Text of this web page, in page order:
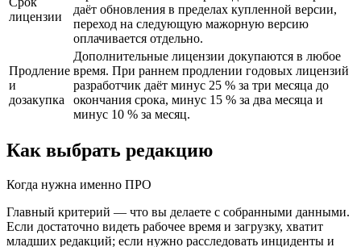
лицензии
даёт обновления в пределах купленной версии,
переход на следующую мажорную версию
оплачивается отдельно.
Продление
и
дозакупка
Дополнительные лицензии докупаются в любое
время. При раннем продлении годовых лицензий
разработчик даёт минус 25 % за три месяца до
окончания срока, минус 15 % за два месяца и
минус 10 % за месяц.
Как выбрать редакцию
Когда нужна именно ПРО
Главный критерий — что вы делаете с собранными данными.
Если достаточно видеть рабочее время и загрузку, хватит
младших редакций; если нужно расследовать инциденты и